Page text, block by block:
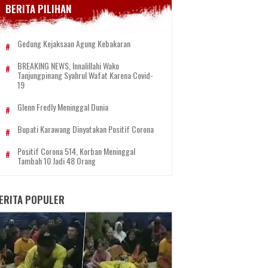
BERITA PILIHAN
Gedung Kejaksaan Agung Kebakaran
BREAKING NEWS, Innalillahi Wako
Tanjungpinang Syahrul Wafat Karena Covid-
19
Glenn Fredly Meninggal Dunia
Bupati Karawang Dinyatakan Positif Corona
Positif Corona 514, Korban Meninggal
Tambah 10 Jadi 48 Orang
POPULER